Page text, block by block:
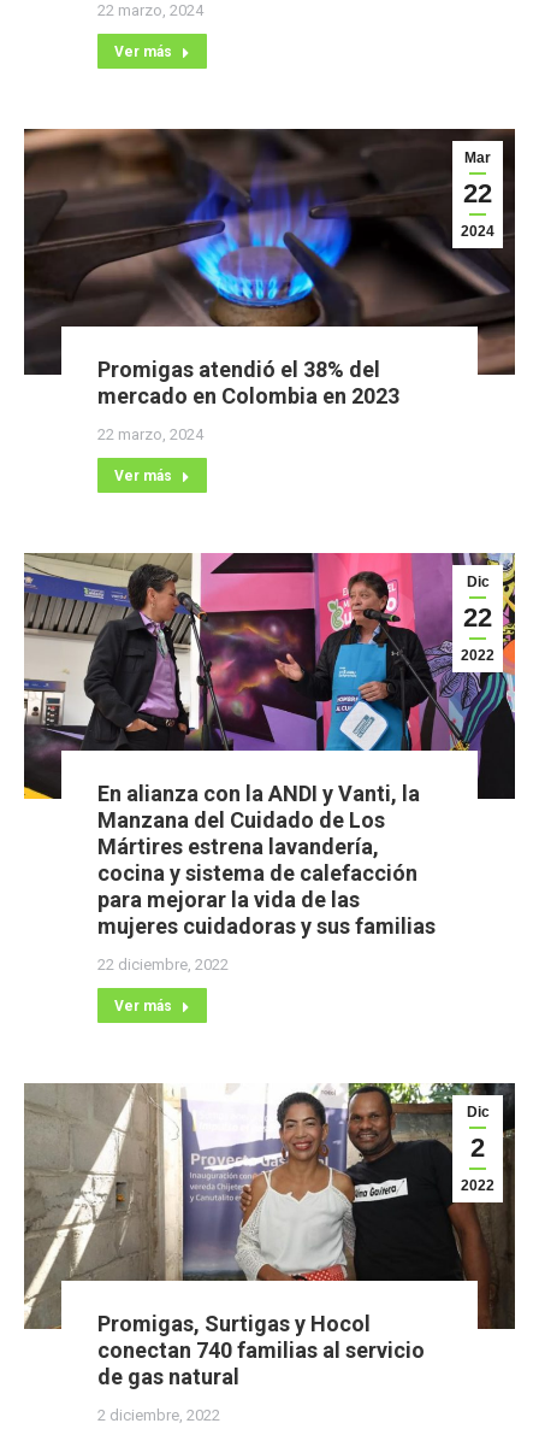
22 marzo, 2024
Ver más
Mar
22
2024
Promigas atendió el 38% del
mercado en Colombia en 2023
22 marzo, 2024
Ver más
Dic
22
2022
En alianza con la ANDI y Vanti, la
Manzana del Cuidado de Los
Mártires estrena lavandería,
cocina y sistema de calefacción
para mejorar la vida de las
mujeres cuidadoras y sus familias
22 diciembre, 2022
Ver más
Dic
2
2022
Promigas, Surtigas y Hocol
conectan 740 familias al servicio
de gas natural
2 diciembre, 2022